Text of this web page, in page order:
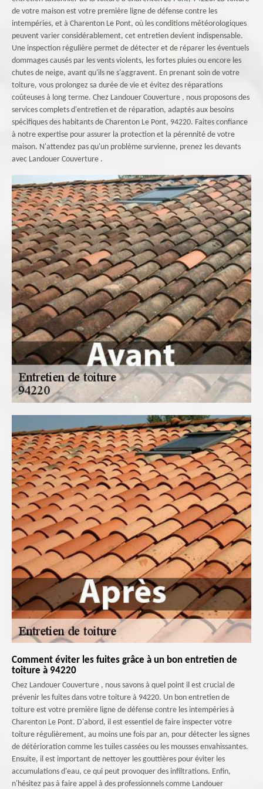
de votre maison est votre première ligne de défense contre les
intempéries, et à Charenton Le Pont, où les conditions météorologiques
peuvent varier considérablement, cet entretien devient indispensable.
Une inspection régulière permet de détecter et de réparer les éventuels
dommages causés par les vents violents, les fortes pluies ou encore les
chutes de neige, avant qu'ils ne s'aggravent. En prenant soin de votre
toiture, vous prolongez sa durée de vie et évitez des réparations
coûteuses à long terme. Chez Landouer Couverture , nous proposons des
services complets d'entretien et de réparation, adaptés aux besoins
spécifiques des habitants de Charenton Le Pont, 94220. Faites confiance
à notre expertise pour assurer la protection et la pérennité de votre
maison. N'attendez pas qu'un problème survienne, prenez les devants
avec Landouer Couverture .
Comment éviter les fuites grâce à un bon entretien de
toiture à 94220
Chez Landouer Couverture , nous savons à quel point il est crucial de
prévenir les fuites dans votre toiture à 94220. Un bon entretien de
toiture est votre première ligne de défense contre les intempéries à
Charenton Le Pont. D'abord, il est essentiel de faire inspecter votre
toiture régulièrement, au moins une fois par an, pour détecter les signes
de détérioration comme les tuiles cassées ou les mousses envahissantes.
Ensuite, il est important de nettoyer les gouttières pour éviter les
accumulations d'eau, ce qui peut provoquer des infiltrations. Enfin,
n'hésitez pas à faire appel à des professionnels comme Landouer